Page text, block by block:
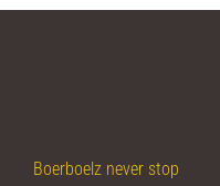
Boerboelz never stop